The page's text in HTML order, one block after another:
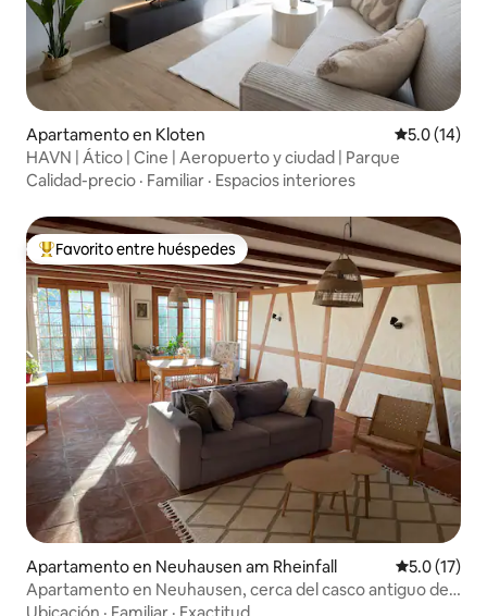
Apartamento en Kloten Calificación
5.0 (14)
HAVN | Ático | Cine | Aeropuerto y ciudad | Parque
Calidad-precio · Familiar · Espacios interiores
Favorito entre huéspedes preferido
Favorito entre huéspedes
Apartamento en Neuhausen am Rheinfall Calificación
5.0 (17)
Apartamento en Neuhausen, cerca del casco antiguo de
Schaffhausen